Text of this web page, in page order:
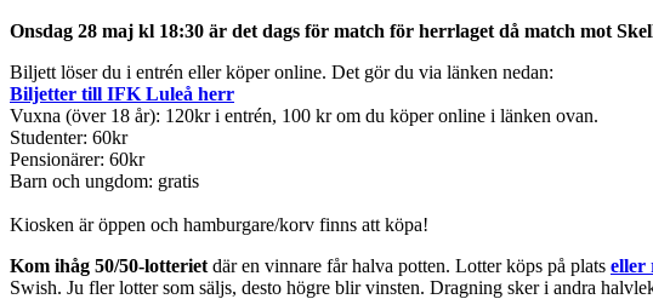
Onsdag 28 maj kl 18:30 är det dags för match för herrlaget då match mot
Biljett löser du i entrén eller köper online. Det gör du via länken nedan:
Biljetter till IFK Luleå herr
Vuxna (över 18 år): 120kr i entrén, 100 kr om du köper online i länken ovan.
Studenter: 60kr
Pensionärer: 60kr
Barn och ungdom: gratis
Kiosken är öppen och hamburgare/korv finns att köpa!
Kom ihåg 50/50-lotteriet där en vinnare får halva potten. Lotter köps på plats eller
Swish. Ju fler lotter som säljs, desto högre blir vinsten. Dragning sker i andra